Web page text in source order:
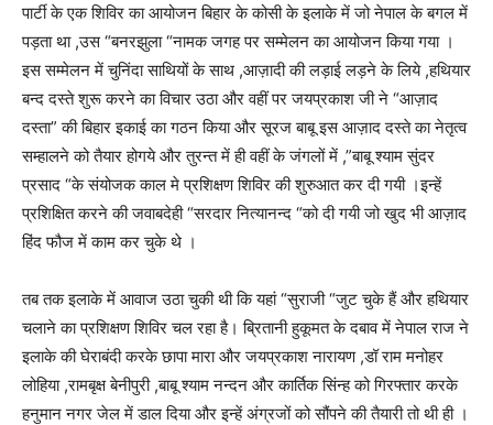
पार्टी के एक शिविर का आयोजन बिहार के कोसी के इलाके में जो नेपाल के बगल में
पड़ता था ,उस “बनरझुला “नामक जगह पर सम्मेलन का आयोजन किया गया ।
इस सम्मेलन में चुनिंदा साथियों के साथ ,आज़ादी की लड़ाई लड़ने के लिये ,हथियार
बन्द दस्ते शुरू करने का विचार उठा और वहीं पर जयप्रकाश जी ने “आज़ाद
दस्ता” की बिहार इकाई का गठन किया और सूरज बाबू इस आज़ाद दस्ते का नेतृत्व
सम्हालने को तैयार होगये और तुरन्त में ही वहीं के जंगलों में ,”बाबू श्याम सुंदर
प्रसाद “के संयोजक काल मे प्रशिक्षण शिविर की शुरुआत कर दी गयी ।इन्हें
प्रशिक्षित करने की जवाबदेही “सरदार नित्यानन्द “को दी गयी जो खुद भी आज़ाद
हिंद फौज में काम कर चुके थे ।
तब तक इलाके में आवाज उठा चुकी थी कि यहां “सुराजी “जुट चुके हैं और हथियार
चलाने का प्रशिक्षण शिविर चल रहा है। ब्रितानी हुकूमत के दबाव में नेपाल राज ने
इलाके की घेराबंदी करके छापा मारा और जयप्रकाश नारायण ,डॉ राम मनोहर
लोहिया ,रामबृक्ष बेनीपुरी ,बाबू श्याम नन्दन और कार्तिक सिंन्ह को गिरफ्तार करके
हनुमान नगर जेल में डाल दिया और इन्हें अंग्रजों को सौंपने की तैयारी तो थी ही ।